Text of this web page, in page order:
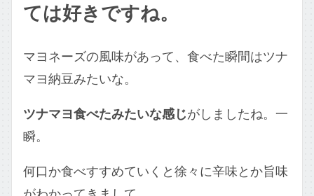
ては好きですね。
マヨネーズの風味があって、食べた瞬間はツナ
マヨ納豆みたいな。
ツナマヨ食べたみたいな感じがしましたね。一
瞬。
何口か食べすすめていくと徐々に辛味とか旨味